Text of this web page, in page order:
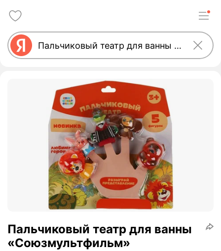
Пальчиковый театр для ванны
«Союзмультфильм»